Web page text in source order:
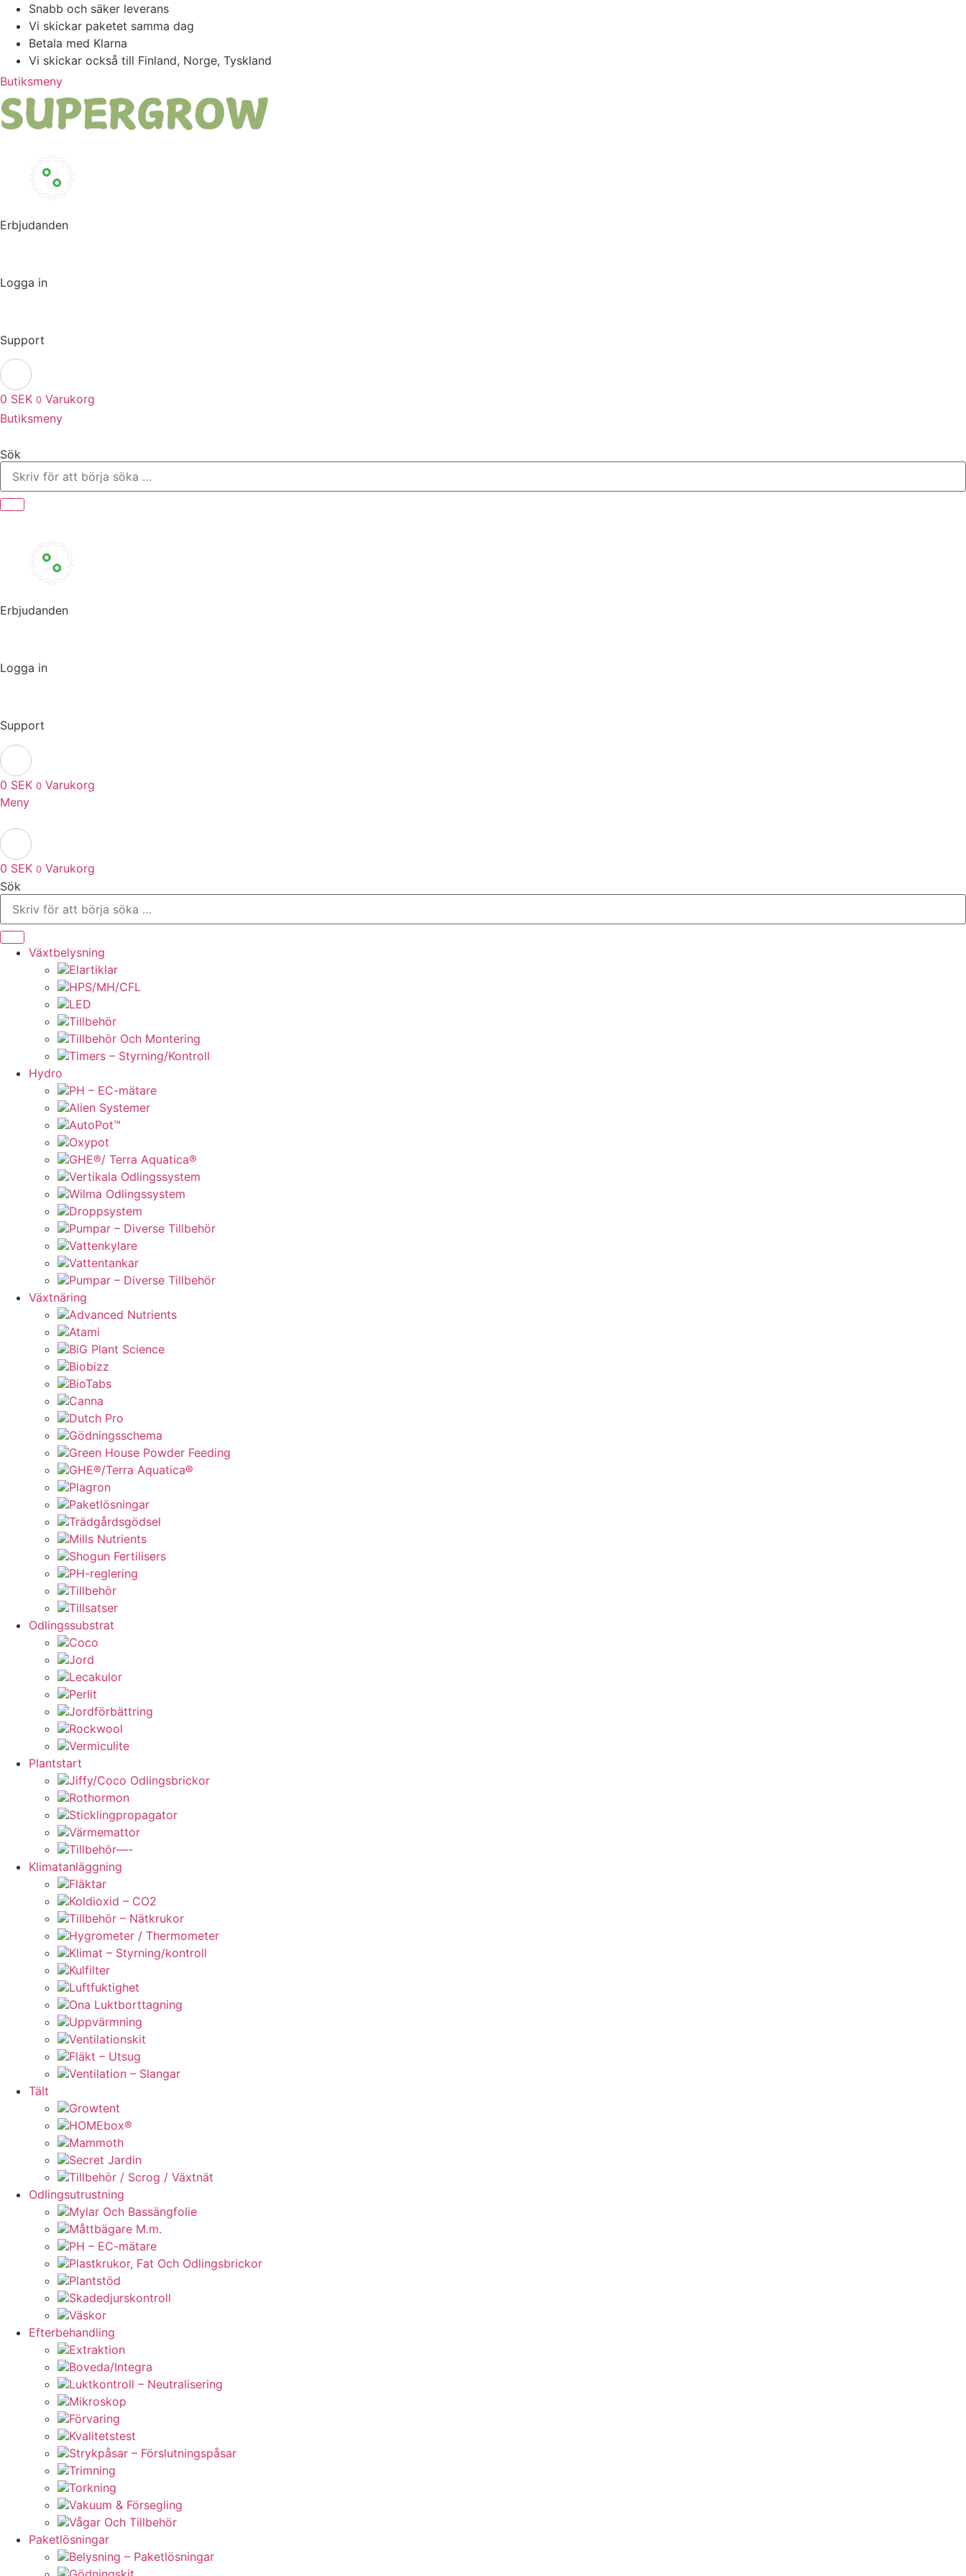
Hoppa
innehåll
Snabb och säker leverans
Vi skickar paketet samma dag
Betala med Klarna
Vi skickar också till Finland, Norge, Tyskland
Butiksmeny
Erbjudanden
Logga in
Support
0 SEK 0 Varukorg
Butiksmeny
Sök
Erbjudanden
Logga in
Support
0 SEK 0 Varukorg
Meny
0 SEK 0 Varukorg
Sök
Växtbelysning
Elartiklar
HPS/MH/CFL
LED
Tillbehör
Tillbehör Och Montering
Timers – Styrning/Kontroll
Hydro
PH – EC-mätare
Alien Systemer
AutoPot™
Oxypot
GHE®/ Terra Aquatica®
Vertikala Odlingssystem
Wilma Odlingssystem
Droppsystem
Pumpar – Diverse Tillbehör
Vattenkylare
Vattentankar
Pumpar – Diverse Tillbehör
Växtnäring
Advanced Nutrients
Atami
BiG Plant Science
Biobizz
BioTabs
Canna
Dutch Pro
Gödningsschema
Green House Powder Feeding
GHE®/Terra Aquatica®
Plagron
Paketlösningar
Trädgårdsgödsel
Mills Nutrients
Shogun Fertilisers
PH-reglering
Tillbehör
Tillsatser
Odlingssubstrat
Coco
Jord
Lecakulor
Perlit
Jordförbättring
Rockwool
Vermiculite
Plantstart
Jiffy/Coco Odlingsbrickor
Rothormon
Sticklingpropagator
Värmemattor
Tillbehör—-
Klimatanläggning
Fläktar
Koldioxid – CO2
Tillbehör – Nätkrukor
Hygrometer / Thermometer
Klimat – Styrning/kontroll
Kulfilter
Luftfuktighet
Ona Luktborttagning
Uppvärmning
Ventilationskit
Fläkt – Utsug
Ventilation – Slangar
Tält
Growtent
HOMEbox®
Mammoth
Secret Jardin
Tillbehör / Scrog / Växtnät
Odlingsutrustning
Mylar Och Bassängfolie
Måttbägare M.m.
PH – EC-mätare
Plastkrukor, Fat Och Odlingsbrickor
Plantstöd
Skadedjurskontroll
Väskor
Efterbehandling
Extraktion
Boveda/Integra
Luktkontroll – Neutralisering
Mikroskop
Förvaring
Kvalitetstest
Strykpåsar – Förslutningspåsar
Trimning
Torkning
Vakuum & Försegling
Vågar Och Tillbehör
Paketlösningar
Belysning – Paketlösningar